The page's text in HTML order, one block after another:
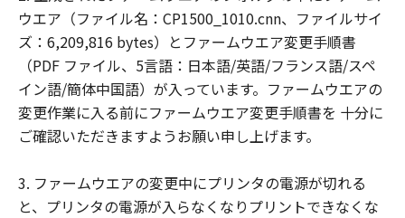
き、お客様は、「許諾ソフトウェア」を複
製、または第三者に再使用許諾、譲渡、販
売、頒布、賃貸、リースもしくは貸与する
ことはできません。
(2) お客様は、「許諾ソフトウェア」の全
部または一部を修正、改変、翻訳、翻案、
ースエンジニアリング等することはできま
せん。また第三者にこのような行為をさせ
ウエア（ファイル名：CP1500_1010.cnn、ファイルサイ
ズ：6,209,816 bytes）とファームウエア変更手順書
（PDF ファイル、5言語：日本語/英語/フランス語/スペ
イン語/簡体中国語）が入っています。ファームウエアの
変更作業に入る前にファームウエア変更手順書を 十分に
ご確認いただきますようお願い申し上げます。
3. ファームウエアの変更中にプリンタの電源が切れる
と、プリンタの電源が入らなくなりプリントできなくな